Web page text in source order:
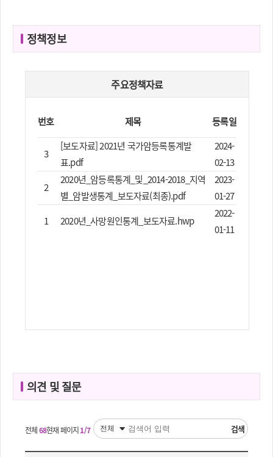
정책정보
주요정책자료
번호 제목 등록일
3
[보도자료] 2021년 국가암등록통계발
표.pdf
2024-
02-13
2
2020년_암등록통계_및_2014-2018_지역
별_암발생통계_보도자료(최종).pdf
2023-
01-27
1
2020년_사망원인통계_보도자료.hwp
2022-
01-11
의견 및 질문
전체68현재 페이지1/7 검색